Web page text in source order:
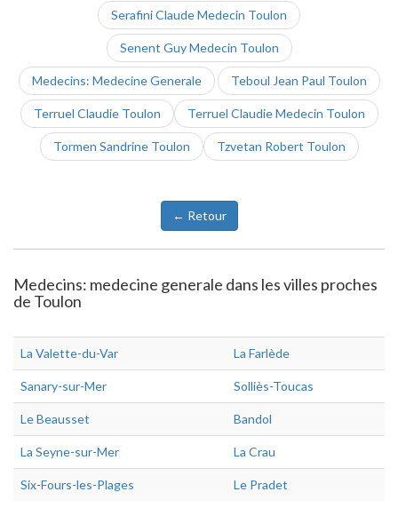
Serafini Claude Medecin Toulon
Senent Guy Medecin Toulon
Medecins: Medecine Generale Teboul Jean Paul Toulon
Terruel Claudie Toulon Terruel Claudie Medecin Toulon
Tormen Sandrine Toulon Tzvetan Robert Toulon
← Retour
Medecins: medecine generale dans les villes proches
de Toulon
La Valette-du-Var La Farlède
Sanary-sur-Mer Solliès-Toucas
Le Beausset Bandol
La Seyne-sur-Mer La Crau
Six-Fours-les-Plages Le Pradet